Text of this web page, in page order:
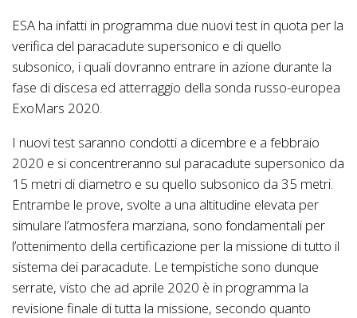
ESA ha infatti in programma due nuovi test in quota per la
verifica del paracadute supersonico e di quello
subsonico, i quali dovranno entrare in azione durante la
fase di discesa ed atterraggio della sonda russo-europea
ExoMars 2020.
I nuovi test saranno condotti a dicembre e a febbraio
2020 e si concentreranno sul paracadute supersonico da
15 metri di diametro e su quello subsonico da 35 metri.
Entrambe le prove, svolte a una altitudine elevata per
simulare l’atmosfera marziana, sono fondamentali per
l’ottenimento della certificazione per la missione di tutto il
sistema dei paracadute. Le tempistiche sono dunque
serrate, visto che ad aprile 2020 è in programma la
revisione finale di tutta la missione, secondo quanto